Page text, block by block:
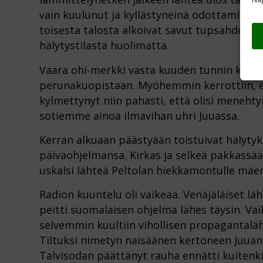
vain kuulunut ja kyllästyneinä
toisesta talosta alkoivat savut tupsahdella
hälytystilasta huolimatta.
Vaara ohi-merkki vasta kuuden tunnin
perunakuopistaan. Myöhemmin kerrottiin,
kylmettynyt niin pahasti, että olisi
sotiemme ainoa ilmavihan uhri Juuassa.
Kerran alkuaan päästyään toistuivat
päiväohjelmansa. Kirkas ja selkeä
uskalsi lähteä Peltolan hiekkamontulle
Radion kuuntelu oli vaikeaa. Venäjäläiset
peitti suomalaisen ohjelma lähes täysin.
selvemmin kuultiin vihollisen
Tiltuksi nimetyn naisäänen kertoneen
Talvisodan päättänyt rauha ennätti